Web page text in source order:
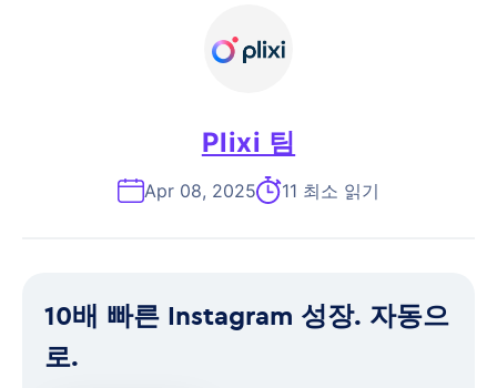
Plixi 팀
Apr 08, 2025 11 최소 읽기
10배 빠른 Instagram 성장. 자동으
로.